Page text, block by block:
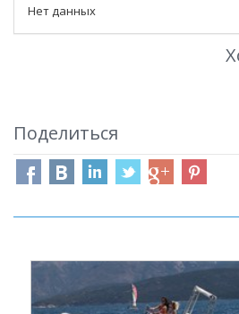
Нет данных
Поделиться